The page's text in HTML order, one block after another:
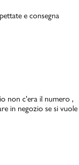
e consegna
non c'era il numero ,
in negozio se si vuole